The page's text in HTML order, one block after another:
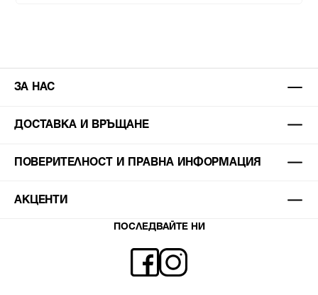
ЗА НАС
ДОСТАВКА И ВРЪЩАНЕ
ПОВЕРИТЕЛНОСТ И ПРАВНА ИНФОРМАЦИЯ
АКЦЕНТИ
ПОСЛЕДВАЙТЕ НИ